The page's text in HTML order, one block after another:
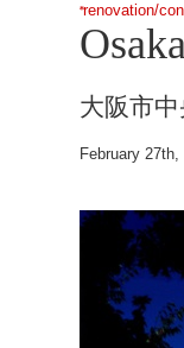
renovation/
大阪市
February 27th,